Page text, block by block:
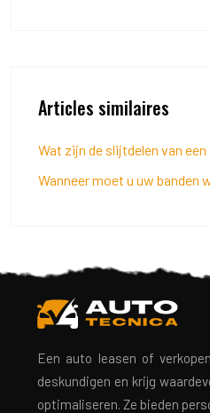
Articles similaires
Wat zijn de slijtdelen van
Wanneer moet u uw banden
Een auto leasen of
deskundigen en krijg
optimaliseren. Ze bieden